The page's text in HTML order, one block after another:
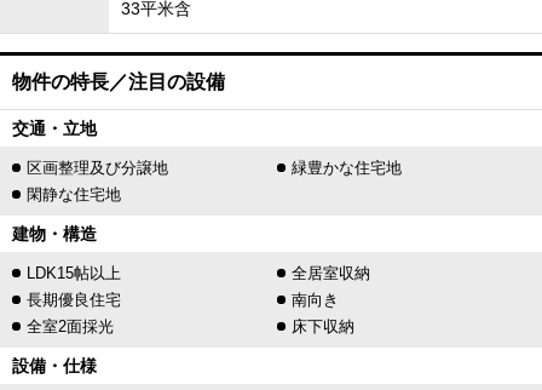
33平米含
物件の特長／注目の設備
交通・立地
区画整理及び分譲地
緑豊かな住宅地
閑静な住宅地
建物・構造
LDK15帖以上
全居室収納
長期優良住宅
南向き
全室2面採光
床下収納
設備・仕様